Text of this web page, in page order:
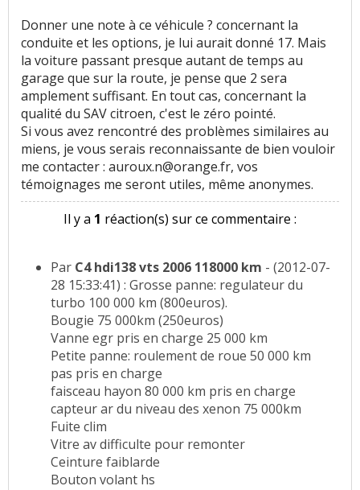
Donner une note à ce véhicule ? concernant la
conduite et les options, je lui aurait donné 17. Mais
la voiture passant presque autant de temps au
garage que sur la route, je pense que 2 sera
amplement suffisant. En tout cas, concernant la
qualité du SAV citroen, c'est le zéro pointé.
Si vous avez rencontré des problèmes similaires au
miens, je vous serais reconnaissante de bien vouloir
me contacter : auroux.n@orange.fr, vos
témoignages me seront utiles, même anonymes.
Il y a 1 réaction(s) sur ce commentaire :
Par C4 hdi138 vts 2006 118000 km - (2012-07-
28 15:33:41) : Grosse panne: regulateur du
turbo 100 000 km (800euros).
Bougie 75 000km (250euros)
Vanne egr pris en charge 25 000 km
Petite panne: roulement de roue 50 000 km
pas pris en charge
faisceau hayon 80 000 km pris en charge
capteur ar du niveau des xenon 75 000km
Fuite clim
Vitre av difficulte pour remonter
Ceinture faiblarde
Bouton volant hs